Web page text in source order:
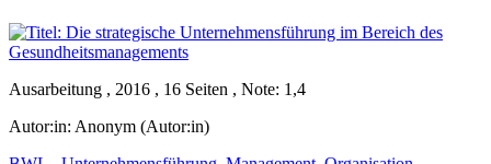
Ausarbeitung , 2016 , 16 Seiten , Note: 1,4
Autor:in: Anonym (Autor:in)